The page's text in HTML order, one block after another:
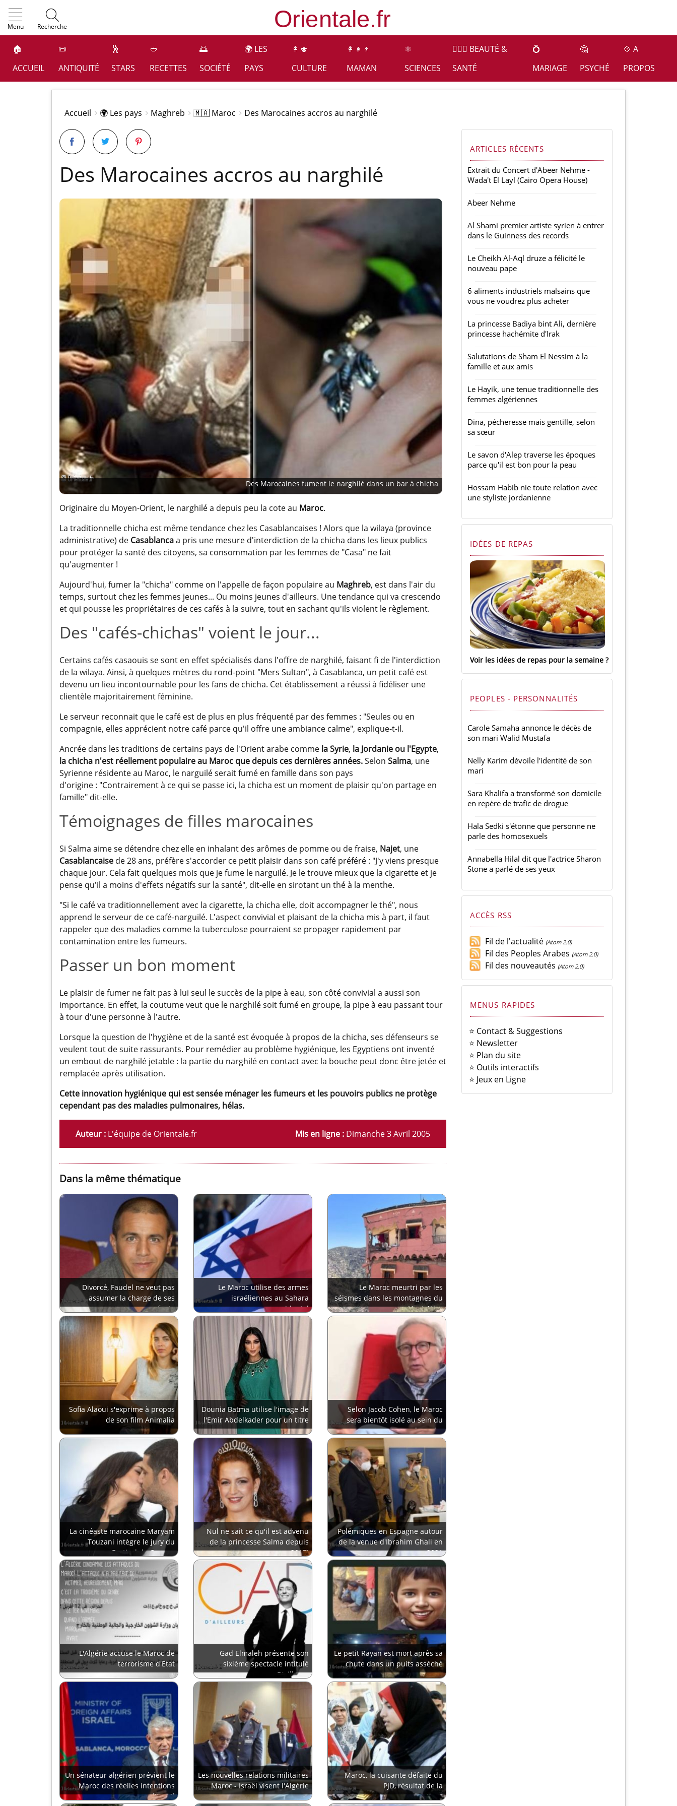
Menu Recherche
🏠
ACCUEIL
📜
ANTIQUITÉ
🕺
STARS
🥙
RECETTES
🌅
SOCIÉTÉ
🌍 LES
PAYS
👩‍🎓
CULTURE
👩‍👧‍👦
MAMAN
⚛️
SCIENCES
👩🏻‍⚕️ BEAUTÉ &
SANTÉ
💍
MARIAGE
🤔
PSYCHÉ
💠 A
PROPOS
Accueil 🌍 Les pays Maghreb 🇲🇦 Maroc Des Marocaines accros au narghilé
Des Marocaines accros au narghilé
Des Marocaines fument le narghilé dans un bar à chicha
Originaire du Moyen-Orient, le narghilé a depuis peu la cote au Maroc.
La traditionnelle chicha est même tendance chez les Casablancaises ! Alors que la wilaya (province
administrative) de Casablancaa pris une mesure d'interdiction de la chicha dans les lieux publics
pour protéger la santé des citoyens, sa consommation par les femmes de "Casa" ne fait
qu'augmenter !
Aujourd'hui, fumer la "chicha" comme on l'appelle de façon populaire au Maghreb, est dans l'air du
temps, surtout chez les femmes jeunes... Ou moins jeunes d'ailleurs. Une tendance qui va crescendo
et qui pousse les propriétaires de ces cafés à la suivre, tout en sachant qu'ils violent le règlement.
Des "cafés-chichas" voient le jour...
Certains cafés casaouis se sont en effet spécialisés dans l'offre de narghilé, faisant fi de l'interdiction
de la wilaya. Ainsi, à quelques mètres du rond-point "Mers Sultan", à Casablanca, un petit café est
devenu un lieu incontournable pour les fans de chicha. Cet établissement a réussi à fidéliser une
clientèle majoritairement féminine.
Le serveur reconnait que le café est de plus en plus fréquenté par des femmes : "Seules ou en
compagnie, elles apprécient notre café parce qu'il offre une ambiance calme", explique-t-il.
Ancrée dans les traditions de certains pays de l'Orient arabe comme laSyrie, la Jordanie ou l'Egypte,
la chicha n'est réellement populaire au Maroc que depuis ces dernières années.Selon Salma, une
Syrienne résidente au Maroc, le narguilé serait fumé en famille dans son pays
d'origine : "Contrairement à ce qui se passe ici, la chicha est un moment de plaisir qu'on partage en
famille" dit-elle.
Témoignages de filles marocaines
Si Salma aime se détendre chez elle en inhalant des arômes de pomme ou de fraise, Najet, une
Casablancaise de 28 ans, préfère s'accorder ce petit plaisir dans son café préféré : "J'y viens presque
chaque jour. Cela fait quelques mois que je fume le narguilé. Je le trouve mieux que la cigarette et je
pense qu'il a moins d'effets négatifs sur la santé", dit-elle en sirotant un thé à la menthe.
"Si le café va traditionnellement avec la cigarette, la chicha elle, doit accompagner le thé", nous
apprend le serveur de ce café-narguilé. L'aspect convivial et plaisant de la chicha mis à part, il faut
rappeler que des maladies comme la tuberculose pourraient se propager rapidement par
contamination entre les fumeurs.
Passer un bon moment
Le plaisir de fumer ne fait pas à lui seul le succès de la pipe à eau, son côté convivial a aussi son
importance. En effet, la coutume veut que le narghilé soit fumé en groupe, la pipe à eau passant tour
à tour d'une personne à l'autre.
Lorsque la question de l'hygiène et de la santé est évoquée à propos de la chicha, ses défenseurs se
veulent tout de suite rassurants. Pour remédier au problème hygiénique, les Egyptiens ont inventé
un embout de narghilé jetable : la partie du narghilé en contact avec la bouche peut donc être jetée et
remplacée après utilisation.
Cette innovation hygiénique qui est sensée ménager les fumeurs et les pouvoirs publics ne protège
cependant pas des maladies pulmonaires, hélas.
Auteur : L'équipe de Orientale.fr Mis en ligne : Dimanche 3 Avril 2005
Dans la même thématique
Divorcé, Faudel ne veut pas
assumer la charge de ses
enfants
Le Maroc utilise des armes
israéliennes au Sahara
occidental
Le Maroc meurtri par les
séismes dans les montagnes du
Haut Atlas
Sofia Alaoui s'exprime à propos
de son film Animalia
Dounia Batma utilise l'image de
l'Emir Abdelkader pour un titre
Selon Jacob Cohen, le Maroc
sera bientôt isolé au sein du
monde arabe
La cinéaste marocaine Maryam
Touzani intègre le jury du
Festival de Cannes
Nul ne sait ce qu'il est advenu
de la princesse Salma depuis
2017!
Polémiques en Espagne autour
de la venue d'Ibrahim Ghali en
2021
L'Algérie accuse le Maroc de
terrorisme d'Etat
Gad Elmaleh présente son
sixième spectacle intitulé
D'ailleurs
Le petit Rayan est mort après sa
chute dans un puits asséché
Un sénateur algérien prévient le
Maroc des réelles intentions
d'Israël
Les nouvelles relations militaires
Maroc - Israël visent l'Algérie
Maroc, la cuisante défaite du
PJD, résultat de la
normalisation?
ARTICLES RÉCENTS
Extrait du Concert d'Abeer Nehme -
Wada't El Layl (Cairo Opera House)
Abeer Nehme
Al Shami premier artiste syrien à entrer
dans le Guinness des records
Le Cheikh Al-Aql druze a félicité le
nouveau pape
6 aliments industriels malsains que
vous ne voudrez plus acheter
La princesse Badiya bint Ali, dernière
princesse hachémite d'Irak
Salutations de Sham El Nessim à la
famille et aux amis
Le Hayik, une tenue traditionnelle des
femmes algériennes
Dina, pécheresse mais gentille, selon
sa sœur
Le savon d'Alep traverse les époques
parce qu'il est bon pour la peau
Hossam Habib nie toute relation avec
une styliste jordanienne
IDÉES DE REPAS
Voir les idées de repas pour la semaine
PEOPLES - PERSONNALITÉS
Carole Samaha annonce le décès de
son mari Walid Mustafa
Nelly Karim dévoile l'identité de son
mari
Sara Khalifa a transformé son domicile
en repère de trafic de drogue
Hala Sedki s'étonne que personne ne
parle des homosexuels
Annabella Hilal dit que l'actrice Sharon
Stone a parlé de ses yeux
ACCÈS RSS
Fil de l'actualité (Atom 2.0)
Fil des Peoples Arabes (Atom 2.0)
Fil des nouveautés (Atom 2.0)
MENUS RAPIDES
⭐ Contact & Suggestions
⭐ Newsletter
⭐ Plan du site
⭐ Outils interactifs
⭐ Jeux en Ligne